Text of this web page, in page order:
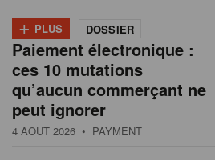
+ PLUS DOSSIER
Paiement électronique :
ces 10 mutations
qu’aucun commerçant ne
peut ignorer
4 AOÛT 2026 • PAYMENT